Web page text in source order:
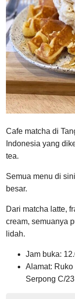
Cafe matcha di
Indonesia yang
tea.
Semua menu di
besar.
Dari matcha latte,
cream, semuanya
lidah.
Jam buka:
Alamat:
Serpong C/